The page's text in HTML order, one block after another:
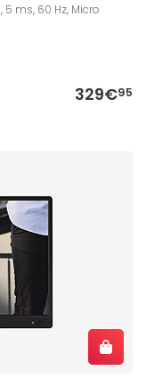
5 ms, 60 Hz, Micro
329€95